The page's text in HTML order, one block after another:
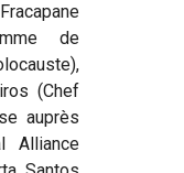
de
(Chef
auprès
Alliance